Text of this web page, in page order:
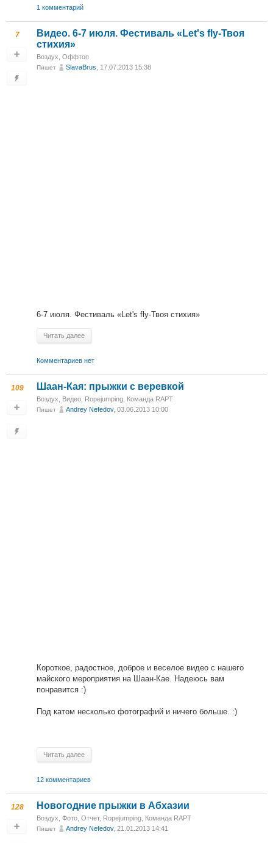
1 комментарий
7
Видео. 6-7 июля. Фестиваль «Let's fly-Твоя
стихия»
Воздух Оффтоп
Пишет SlavaBrus , 17.07.2013 15:38
6-7 июля. Фестиваль «Let's fly-Твоя стихия»
Читать далее
Комментариев нет
109 Шаан-Кая: прыжки с веревкой
Воздух Видео Ropejumping Команда RAPT
Пишет Andrey Nefedov, 03.06.2013 10:00
Короткое, радостное, доброе и веселое видео с нашего
майского мероприятия на Шаан-Кае. Надеюсь вам
понравится :)
Под катом несколько фотографий и ничего больше. :)
Читать далее
12 комментариев
128 Новогодние прыжки в Абхазии
Воздух Фото Отчет, Ropejumping Команда RAPT
Пишет Andrey Nefedov, 21.01.2013 14:41